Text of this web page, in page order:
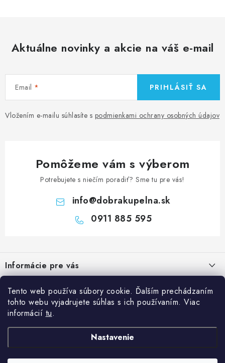
Tento web používa súbory cookie. Ďalším prechádzaním
tohto webu vyjadrujete súhlas s ich používaním. Viac
informácií tu.
Nastavenie
Aktuálne novinky a akcie na váš e-mail
Email
Vložením e-mailu súhlasíte s podmienkami ochrany osobných údajov
PRIHLÁSIŤ SA
Pomôžeme vám s výberom
Potrebujete s niečím poradiť? Sme tu pre vás!
info@dobrakupelna.sk
0911 885 595
p
ä
Informácie pre vás
Obchodné podmienky
Ochrana osobných údajov GDPR
Kategórie
Sprchové dvere
Sprchové kúty a vaničky
Vane
Blog
Kedy rekonštruovať kúpeľňu a prečo je výmena sprchového kúta
dobrý investičný krok?